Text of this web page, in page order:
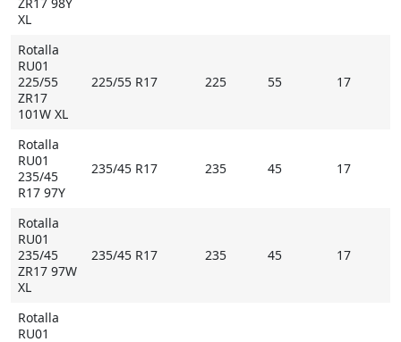
XL
Rotalla
RU01
225/55
ZR17
101W XL
225/55 R17 225 55 17
Rotalla
RU01
235/45
R17 97Y
235/45 R17 235 45 17
Rotalla
RU01
235/45
ZR17 97W
XL
235/45 R17 235 45 17
Rotalla
RU01